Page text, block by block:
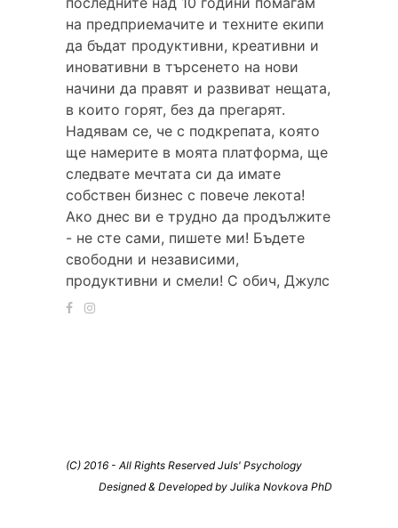
на предприемачите и техните екипи
да бъдат продуктивни, креативни и
иновативни в търсенето на нови
начини да правят и развиват нещата,
в които горят, без да прегарят.
Надявам се, че с подкрепата, която
ще намерите в моята платформа, ще
следвате мечтата си да имате
собствен бизнес с повече лекота!
Ако днес ви е трудно да продължите
- не сте сами, пишете ми! Бъдете
свободни и независими,
продуктивни и смели! С обич, Джулс
(C) 2016 - All Rights Reserved Juls' Psychology
Designed & Developed by Julika Novkova PhD